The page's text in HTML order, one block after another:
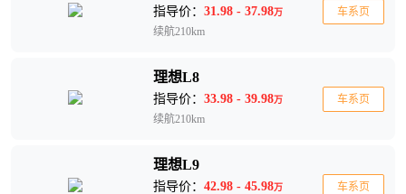
指导价： 31.98 - 37.98万
续航210km
车系页
理想L8
指导价： 33.98 - 39.98万
续航210km
车系页
理想L9
指导价： 42.98 - 45.98万 车系页